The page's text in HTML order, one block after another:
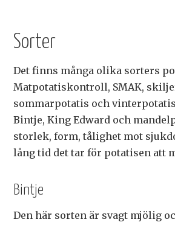
Sorter
Det finns många olika sorters
Matpotatiskontroll, SMAK,
sommarpotatis och
Bintje, King Edward och
storlek, form, tålighet mot
lång tid det tar för potatisen att
Bintje
Den här sorten är svagt mjölig